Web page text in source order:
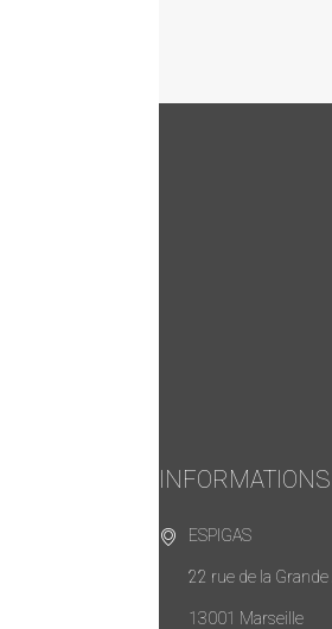
INFORMATIONS
ESPIGAS
22 rue de la
13001 Marseille